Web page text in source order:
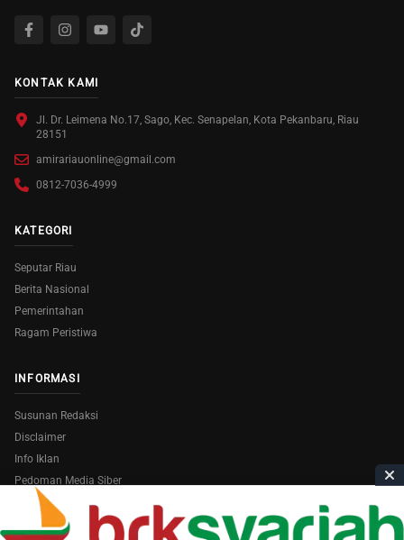
KONTAK KAMI
Jl. Dr. Leimena No.17, Sago, Kec. Senapelan, Kota Pekanbaru, Riau
28151
amirariauonline@gmail.com
0812-7036-4999
KATEGORI
Seputar Riau
Berita Nasional
Pemerintahan
Ragam Peristiwa
INFORMASI
Susunan Redaksi
Disclaimer
Info Iklan
Pedoman Media Siber